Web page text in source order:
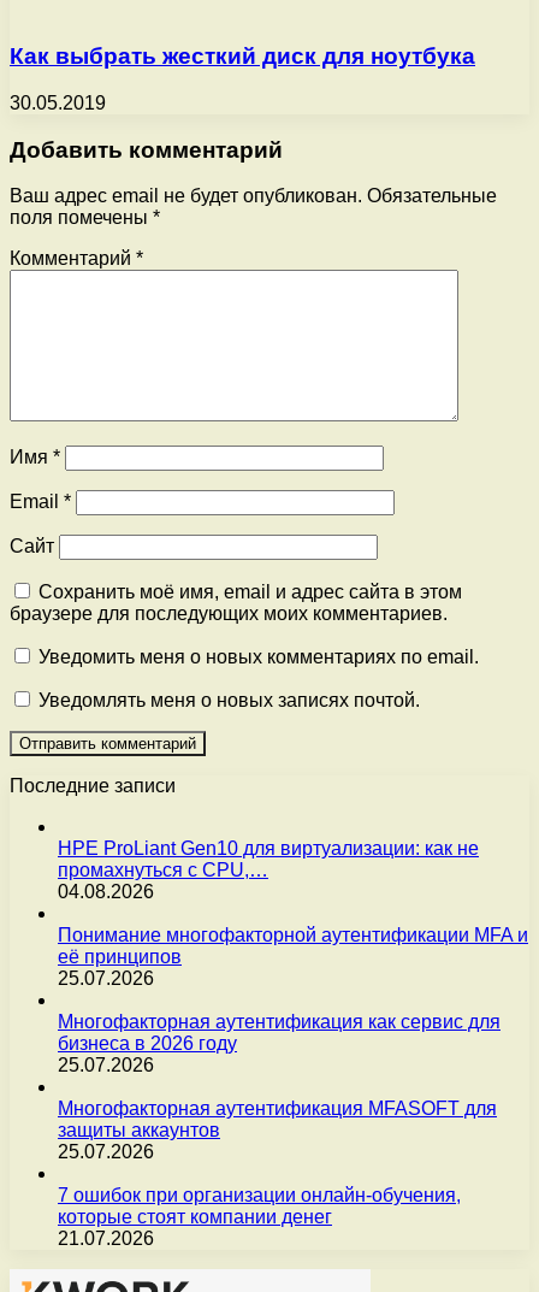
Как выбрать жесткий диск для ноутбука
30.05.2019
Добавить комментарий
Ваш адрес email не будет опубликован. Обязательные
поля помечены *
Комментарий *
Имя *
Email *
Сайт
Сохранить моё имя, email и адрес сайта в этом
браузере для последующих моих комментариев.
Уведомить меня о новых комментариях по email.
Уведомлять меня о новых записях почтой.
Последние записи
HPE ProLiant Gen10 для виртуализации: как не
промахнуться с CPU,…
04.08.2026
Понимание многофакторной аутентификации MFA и
её принципов
25.07.2026
Многофакторная аутентификация как сервис для
бизнеса в 2026 году
25.07.2026
Многофакторная аутентификация MFASOFT для
защиты аккаунтов
25.07.2026
7 ошибок при организации онлайн-обучения,
которые стоят компании денег
21.07.2026